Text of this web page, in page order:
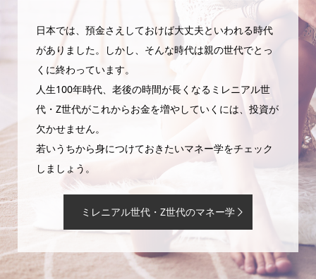
日本では、預金さえしておけば大丈夫といわれる時代
がありました。しかし、そんな時代は親の世代でとっ
くに終わっています。
人生100年時代、老後の時間が長くなるミレニアル世
代・Z世代がこれからお金を増やしていくには、投資が
欠かせません。
若いうちから身につけておきたいマネー学をチェック
しましょう。
ミレニアル世代・Z世代のマネー学